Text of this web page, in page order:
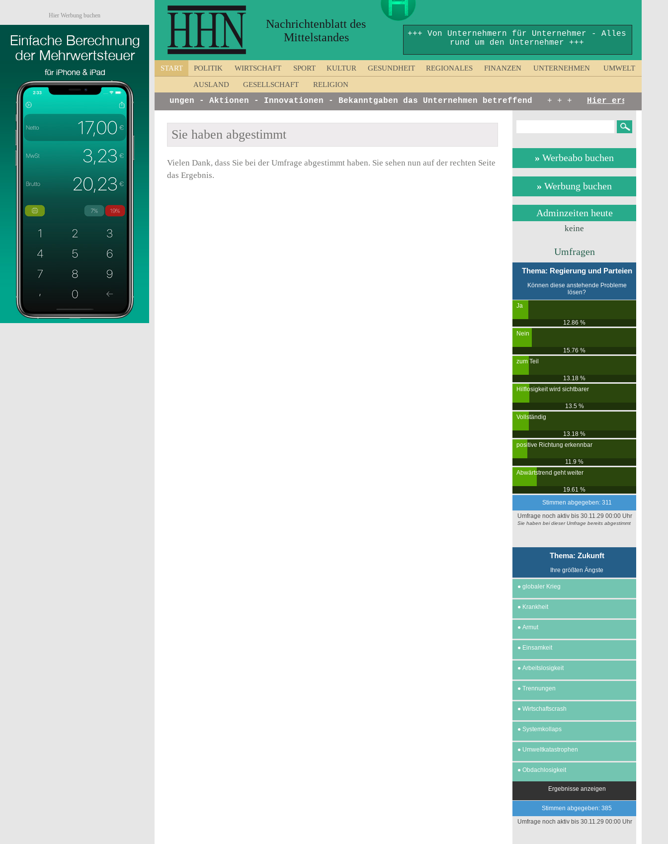
Hier Werbung buchen
Nachrichtenblatt des
Mittelstandes
+++ Von Unternehmern für Unternehmer - Alles
rund um den Unternehmer +++
START POLITIK WIRTSCHAFT SPORT KULTUR GESUNDHEIT REGIONALES FINANZEN UNTERNEHMEN UMWELT
AUSLAND GESELLSCHAFT RELIGION
von Unternehmen - Ankündigungen - Aktionen - Innovationen - Bekanntgaben das Unternehmen betreffend+ + + Hier erscheinen:
Sie haben abgestimmt
Vielen Dank, dass Sie bei der Umfrage abgestimmt haben. Sie sehen nun auf der rechten Seite
das Ergebnis.
» Werbeabo buchen
» Werbung buchen
Adminzeiten heute
keine
Umfragen
Thema: Regierung und Parteien
Können diese anstehende Probleme
lösen?
Ja
12.86 %
Nein
15.76 %
zum Teil
13.18 %
Hilflosigkeit wird sichtbarer
13.5 %
Vollständig
13.18 %
positive Richtung erkennbar
11.9 %
Abwärtstrend geht weiter
19.61 %
Stimmen abgegeben: 311
Umfrage noch aktiv bis 30.11.29 00:00 Uhr
Sie haben bei dieser Umfrage bereits abgestimmt
Thema: Zukunft
Ihre größten Ängste
● globaler Krieg
● Krankheit
● Armut
● Einsamkeit
● Arbeitslosigkeit
● Trennungen
● Wirtschaftscrash
● Systemkollaps
● Umweltkatastrophen
● Obdachlosigkeit
Ergebnisse anzeigen
Stimmen abgegeben: 385
Umfrage noch aktiv bis 30.11.29 00:00 Uhr